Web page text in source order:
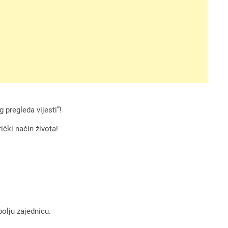
pregleda vijesti”!
način života!
zajednicu.